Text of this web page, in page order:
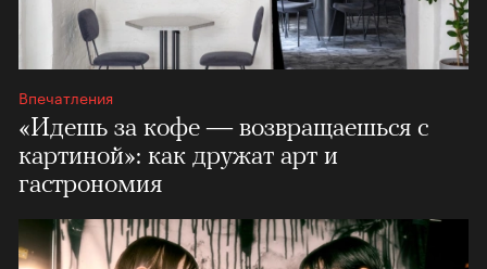
Впечатления
«Идешь за кофе — возвращаешься с
картиной»: как дружат арт и
гастрономия